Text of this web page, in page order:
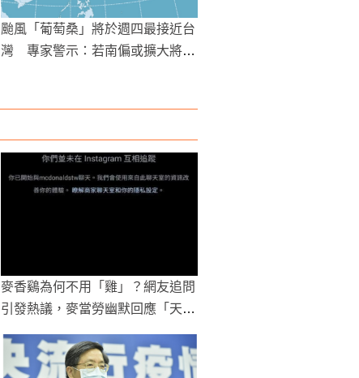
颱風「葡萄桑」將於週四最接近台
灣 專家警示：若南偏或擴大將發
麥香鷄為何不用「雞」？網友追問
引發熱議，麥當勞幽默回應「天鷄